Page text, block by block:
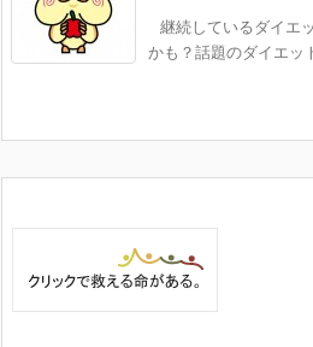
継続しているダイエ
かも？話題のダイエッ